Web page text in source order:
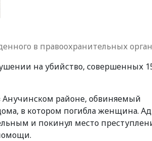
в правоохранительных
на убийство, совершенных
Анучинском районе, обвиняемый
в котором погибла женщина.
и покинул место